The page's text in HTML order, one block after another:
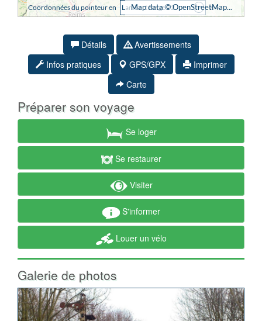
Détails
Avertissements
Infos pratiques
GPS/GPX
Imprimer
Carte
Préparer son voyage
Se loger
Se restaurer
Visiter
S'informer
Louer un vélo
Galerie de photos